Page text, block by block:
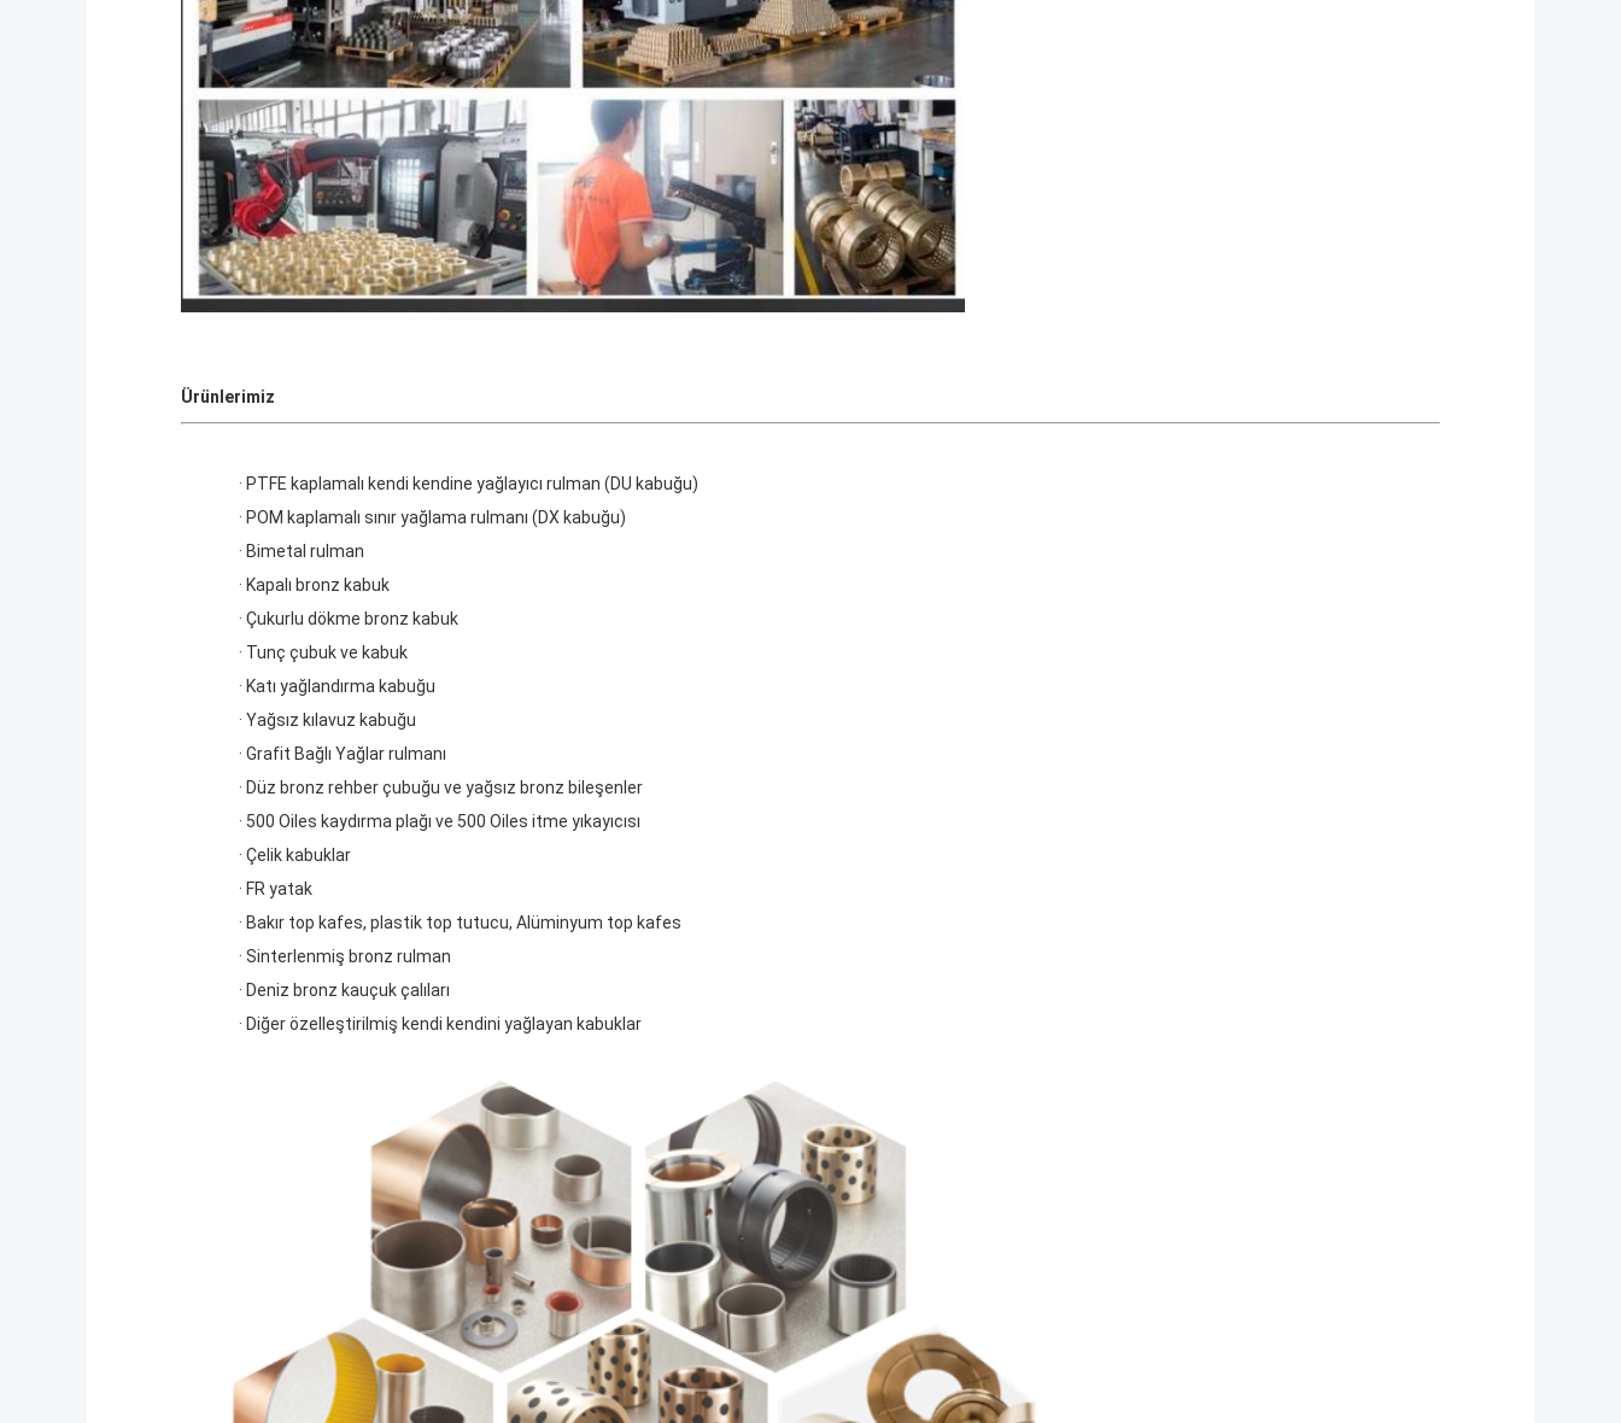
Ürünlerimiz
· PTFE kaplamalı kendi kendine yağlayıcı rulman (DU kabuğu)
· POM kaplamalı sınır yağlama rulmanı (DX kabuğu)
· Bimetal rulman
· Kapalı bronz kabuk
· Çukurlu dökme bronz kabuk
· Tunç çubuk ve kabuk
· Katı yağlandırma kabuğu
· Yağsız kılavuz kabuğu
· Grafit Bağlı Yağlar rulmanı
· Düz bronz rehber çubuğu ve yağsız bronz bileşenler
· 500 Oiles kaydırma plağı ve 500 Oiles itme yıkayıcısı
· Çelik kabuklar
· FR yatak
· Bakır top kafes, plastik top tutucu, Alüminyum top kafes
· Sinterlenmiş bronz rulman
· Deniz bronz kauçuk çalıları
· Diğer özelleştirilmiş kendi kendini yağlayan kabuklar